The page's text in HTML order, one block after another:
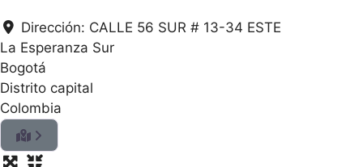
Dirección: CALLE 56 SUR # 13-34 ESTE
La Esperanza Sur
Bogotá
Distrito capital
Colombia